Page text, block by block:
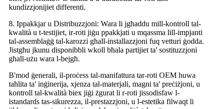
kundizzjonijiet differenti.
8. Ippakkjar u Distribuzzjoni: Wara li jgħaddu mill-kontroll tal-
kwalità u t-testijiet, ir-roti jiġu ppakkjati u mqassma lill-impjanti
tal-assemblaġġ tal-karozzi għall-installazzjoni fuq vetturi ġodda.
Jistgħu jkunu disponibbli wkoll bħala partijiet ta' sostituzzjoni
għall-użu wara l-bejgħ.
B'mod ġenerali, il-proċess tal-manifattura tar-roti OEM huwa
taħlita ta' inġinerija, xjenza tal-materjali, magni ta' preċiżjoni, u
kontroll tal-kwalità biex jiġi żgurat li r-roti jissodisfaw l-
istandards tas-sikurezza, il-prestazzjoni, u l-estetika filwaqt li